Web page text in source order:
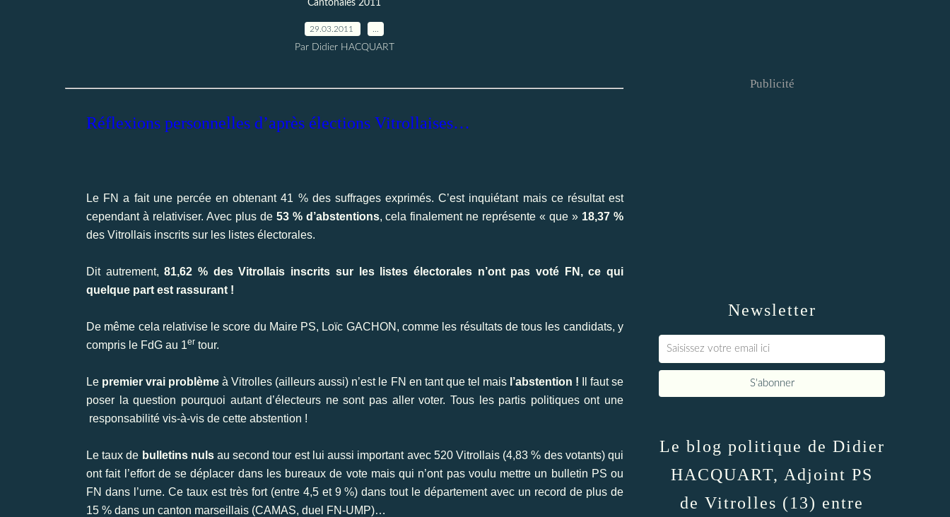
Cantonales 2011
29.03.2011
Par Didier HACQUART
Réflexions personnelles d’après élections Vitrollaises…
Le FN a fait une percée en obtenant41 % des suffrages exprimés. C’est inquiétant mais ce résultat est
cependant à relativiser. Avec plus de 53 % d’abstentions, cela finalement ne représente « que » 18,37 %
des Vitrollais inscrits sur les listes électorales.
Dit autrement,81,62 % des Vitrollais inscrits sur les listes électorales n’ont pas voté FN, ce qui
quelque part est rassurant !
De même cela relativise le score du Maire PS, Loïc GACHON, comme les résultats de tous les candidats, y
compris le FdG au 1er tour.
Le premier vrai problème à Vitrolles (ailleurs aussi) n’est le FN en tant que tel mais l’abstention ! Il faut se
poser la question pourquoi autant d’électeurs ne sont pas aller voter. Tous les partis politiques ont une
responsabilité vis-à-vis de cette abstention !
Le taux de bulletins nulsau second tour est lui aussi important avec 520 Vitrollais (4,83 % des votants) qui
ont fait l’effort de se déplacer dans les bureaux de vote mais qui n’ont pas voulu mettre un bulletin PS ou
FN dans l’urne. Ce taux est très fort (entre 4,5 et 9 %) dans tout le département avec un record de plus de
15 % dans un canton marseillais (CAMAS, duel FN-UMP)…
Newsletter
Publicité
Le blog politique de Didier
HACQUART, Adjoint PS
de Vitrolles (13) entre